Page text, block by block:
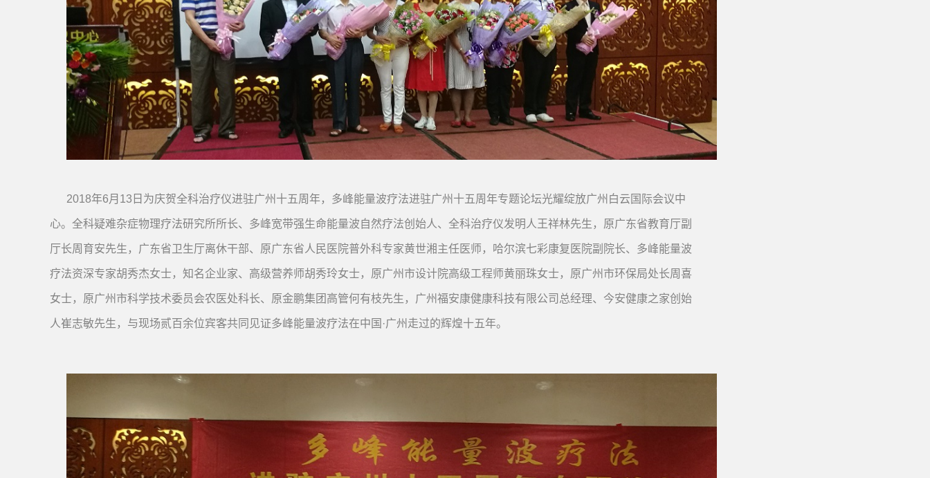
2018年6月13日为庆贺全科治疗仪进驻广州十五周年，多峰能量波疗法进驻广州十五周年专题论坛光耀绽放广州白云国际会议中
心。全科疑难杂症物理疗法研究所所长、多峰宽带强生命能量波自然疗法创始人、全科治疗仪发明人王祥林先生，原广东省教育厅副
厅长周育安先生，广东省卫生厅离休干部、原广东省人民医院普外科专家黄世湘主任医师，哈尔滨七彩康复医院副院长、多峰能量波
疗法资深专家胡秀杰女士，知名企业家、高级营养师胡秀玲女士，原广州市设计院高级工程师黄丽珠女士，原广州市环保局处长周喜
女士，原广州市科学技术委员会农医处科长、原金鹏集团高管何有枝先生，广州福安康健康科技有限公司总经理、今安健康之家创始
人崔志敏先生，与现场贰百余位宾客共同见证多峰能量波疗法在中国·广州走过的辉煌十五年。